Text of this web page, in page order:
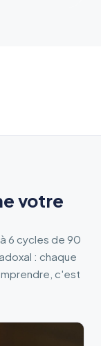
votre
6 cycles de 90
: chaque
c'est